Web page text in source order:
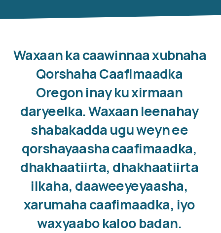
Waxaan ka caawinnaa xubnaha
Qorshaha Caafimaadka
Oregon inay ku xirmaan
daryeelka. Waxaan leenahay
shabakadda ugu weyn ee
qorshayaasha caafimaadka,
dhakhaatiirta, dhakhaatiirta
ilkaha, daaweeyeyaasha,
xarumaha caafimaadka, iyo
waxyaabo kaloo badan.